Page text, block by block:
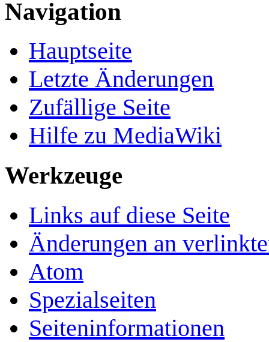
Navigation
Hauptseite
Letzte Änderungen
Zufällige Seite
Hilfe zu MediaWiki
Werkzeuge
Links auf diese Seite
Änderungen an
Atom
Spezialseiten
Seiten­­informationen